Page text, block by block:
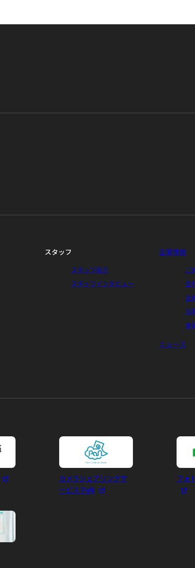
スタッフ
スタッフ紹介
スタッフインタビュー
企業情報
ご
会
企
沿
事
ニュース
カメラシェアリングサ
ービス PaN
フォ